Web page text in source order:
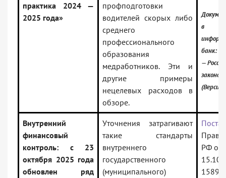
практика 2024 —
2025 года»
профподготовки
водителей скорых либо
среднего
профессионального
образования
медработников. Эти и
другие примеры
нецелевых расходов в
обзоре.
в
банк:
—
(Версия
Внутренний
финансовый
контроль: с 23
октября 2025 года
обновлен ряд
Уточнения затрагивают
такие стандарты
внутреннего
государственного
(муниципального)
РФ от
1589